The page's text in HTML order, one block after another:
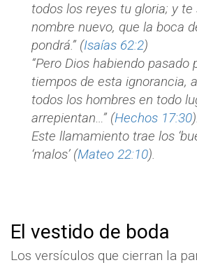
todos los reyes tu gloria; y
nombre nuevo, que la boca
pondrá.” (Isaías 62:2)
“Pero Dios habiendo pasado
tiempos de esta ignorancia,
todos los hombres en todo
arrepientan…” (Hechos 17:30).
Este llamamiento trae los
‘malos’ (Mateo 22:10).
El vestido de boda
Los versículos que cierran la